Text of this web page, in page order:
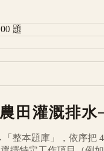
題
農田灌溉排
整本題庫」，依序把